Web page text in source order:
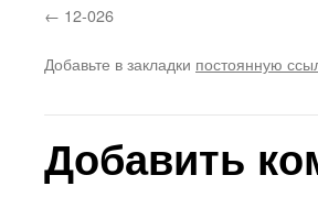
12-026
Добавьте в закладки постоянную
Добавить